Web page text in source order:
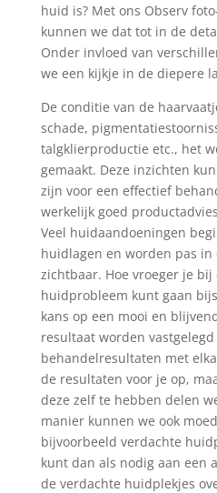
huid is? Met ons Observ
kunnen we dat tot in de
Onder invloed van
we een kijkje in de diepere
De conditie van de
schade,
talgklierproductie etc., het
gemaakt. Deze inzichten
zijn voor een effectief
werkelijk goed
Veel huidaandoeningen
huidlagen en worden pas
zichtbaar. Hoe vroeger je bij
huidprobleem kunt gaan
kans op een mooi en
resultaat worden
behandelresultaten met
de resultaten voor je op,
deze zelf te hebben delen
manier kunnen we ook
bijvoorbeeld verdachte
kunt dan als nodig aan een
de verdachte huidplekjes